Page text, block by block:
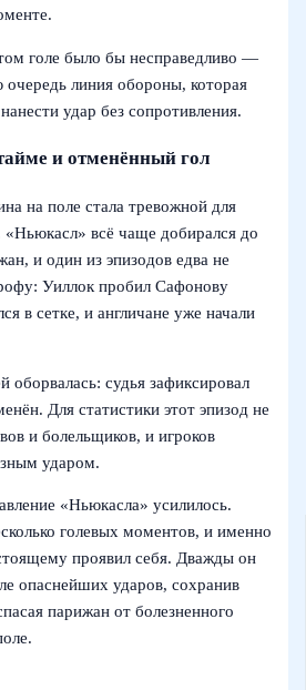
голе было бы несправедливо —
очередь линия обороны, которая
удар без сопротивления.
и отменённый гол
на поле стала тревожной для
всё чаще добирался до
и один из эпизодов едва не
Уиллок пробил Сафонову
в сетке, и англичане уже начали
оборвалась: судья зафиксировал
Для статистики этот эпизод не
и болельщиков, и игроков
ударом.
«Ньюкасла» усилилось.
голевых моментов, и именно
проявил себя. Дважды он
опаснейших ударов, сохранив
парижан от болезненного